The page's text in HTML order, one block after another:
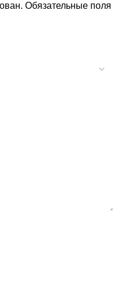
Обязательные поля